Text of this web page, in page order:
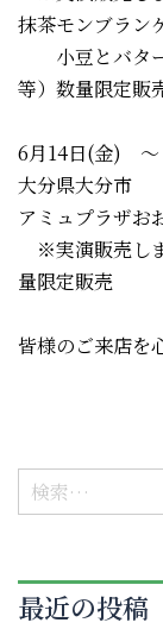
抹茶モンブラン
小豆とバター
等）数量限定販
6月14日(金) ～
大分県大分市
アミュプラザお
※実演販売し
量限定販売
皆様のご来店を
検
索:
最近の投稿